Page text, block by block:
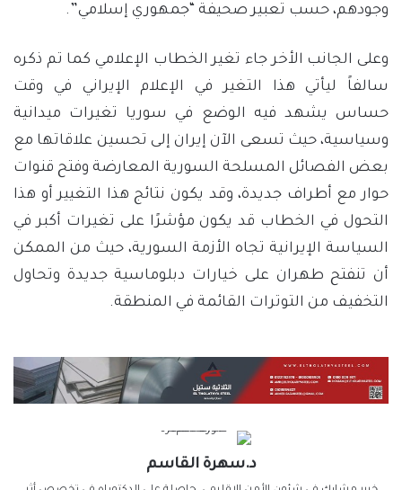
وجودهم، حسب تعبير صحيفة “جمهوري إسلامي”.
وعلى الجانب الأخر جاء تغير الخطاب الإعلامي كما تم ذكره
سالفاً ليأتي هذا التغير في الإعلام الإيراني في وقت
حساس يشهد فيه الوضع في سوريا تغيرات ميدانية
وسياسية، حيث تسعى الآن إيران إلى تحسين علاقاتها مع
بعض الفصائل المسلحة السورية المعارضة وفتح قنوات
حوار مع أطراف جديدة، وقد يكون نتائج هذا التغيير أو هذا
التحول في الخطاب قد يكون مؤشرًا على تغيرات أكبر في
السياسة الإيرانية تجاه الأزمة السورية، حيث من الممكن
أن تنفتح طهران على خيارات دبلوماسية جديدة وتحاول
التخفيف من التوترات القائمة في المنطقة.
د.سهرة القاسم